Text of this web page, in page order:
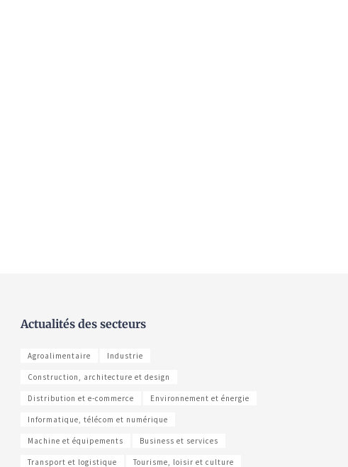
Actualités des secteurs
Agroalimentaire Industrie
Construction, architecture et design
Distribution et e-commerce Environnement et énergie
Informatique, télécom et numérique
Machine et équipements Business et services
Transport et logistique Tourisme, loisir et culture